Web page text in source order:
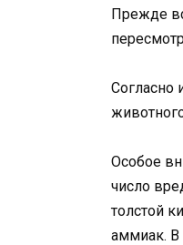
Прежде
Согласно
Особое
число
толстой
аммиак. В